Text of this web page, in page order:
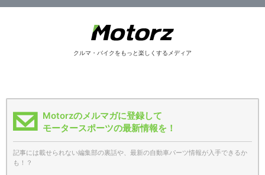
クルマ・バイクをもっと楽しくするメディア
Motorzのメルマガに登録して
モータースポーツの最新情報を！
記事には載せられない編集部の裏話や、最新の自動車パーツ情報が入手できるか
も！？